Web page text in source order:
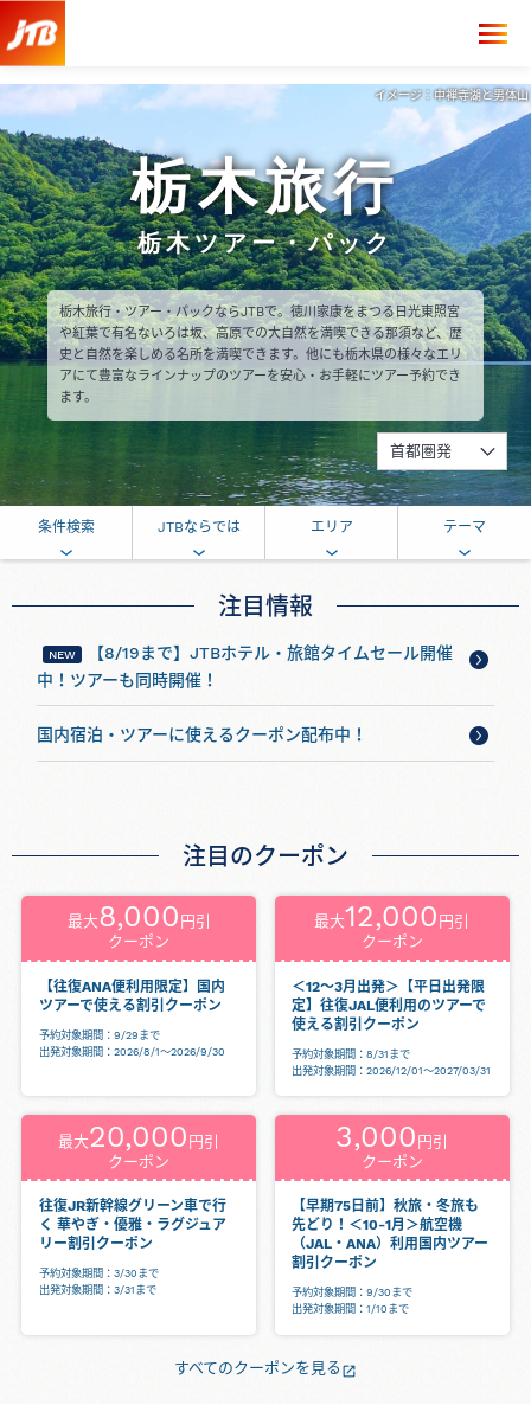
栃木旅行
栃木ツアー・パック
栃木旅行・ツアー・パックならJTBで。徳川家康をまつる日光東照宮
や紅葉で有名ないろは坂、高原での大自然を満喫できる那須など、歴
史と自然を楽しめる名所を満喫できます。他にも栃木県の様々なエリ
アにて豊富なラインナップのツアーを安心・お手軽にツアー予約でき
ます。
首都圏発
条件検索 JTBならでは エリア テーマ
イメージ：中禅寺湖と男体山
注目情報
【8/19まで】JTBホテル・旅館タイムセール開催
中！ツアーも同時開催！
国内宿泊・ツアーに使えるクーポン配布中！
注目のクーポン
最大8,000 円引
クーポン
【往復ANA便利用限定】国内
ツアーで使える割引クーポン
予約対象期間：9/29まで
出発対象期間：2026/8/1～2026/9/30
最大12,000 円引
クーポン
＜12～3月出発＞【平日出発限
定】往復JAL便利用のツアーで
使える割引クーポン
予約対象期間：8/31まで
出発対象期間：2026/12/01～2027/03/31
最大20,000 円引
クーポン
往復JR新幹線グリーン車で行
く 華やぎ・優雅・ラグジュア
リー割引クーポン
予約対象期間：3/30まで
出発対象期間：3/31まで
3,000 円引
クーポン
【早期75日前】秋旅・冬旅も
先どり！＜10-1月＞航空機
（JAL・ANA）利用国内ツアー
割引クーポン
予約対象期間：9/30まで
出発対象期間：1/10まで
すべてのクーポンを見る